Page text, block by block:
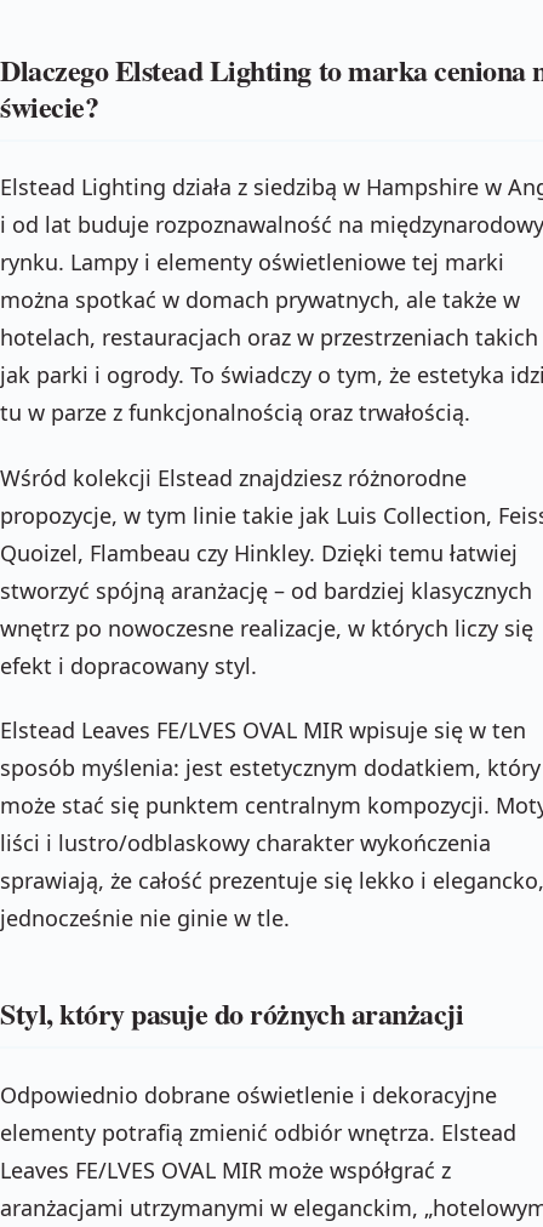
Dlaczego Elstead Lighting to marka ceniona
świecie?
Elstead Lighting działa z siedzibą w Hampshire w
i od lat buduje rozpoznawalność na
rynku. Lampy i elementy oświetleniowe tej marki
można spotkać w domach prywatnych, ale także w
hotelach, restauracjach oraz w przestrzeniach takich
jak parki i ogrody. To świadczy o tym, że estetyka
tu w parze z funkcjonalnością oraz trwałością.
Wśród kolekcji Elstead znajdziesz różnorodne
propozycje, w tym linie takie jak Luis Collection,
Quoizel, Flambeau czy Hinkley. Dzięki temu łatwiej
stworzyć spójną aranżację – od bardziej klasycznych
wnętrz po nowoczesne realizacje, w których liczy się
efekt i dopracowany styl.
Elstead Leaves FE/LVES OVAL MIR wpisuje się w ten
sposób myślenia: jest estetycznym dodatkiem, który
może stać się punktem centralnym kompozycji.
liści i lustro/odblaskowy charakter wykończenia
sprawiają, że całość prezentuje się lekko i
jednocześnie nie ginie w tle.
Styl, który pasuje do różnych aranżacji
Odpowiednio dobrane oświetlenie i dekoracyjne
elementy potrafią zmienić odbiór wnętrza. Elstead
Leaves FE/LVES OVAL MIR może współgrać z
aranżacjami utrzymanymi w eleganckim,